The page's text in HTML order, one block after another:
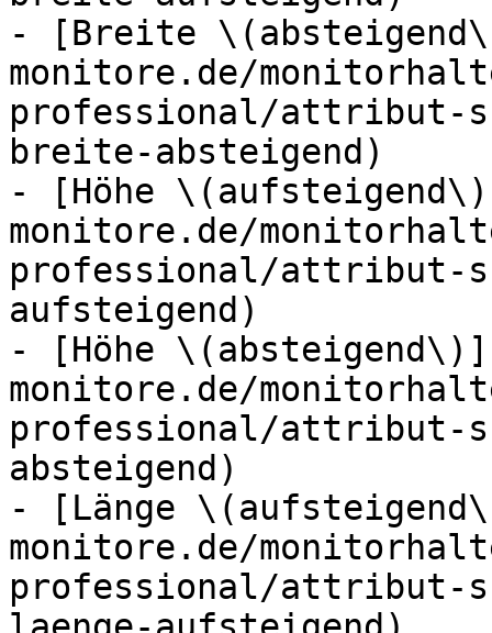
- [Breite
monitore.de/
professional/attribut-
breite-absteigend)
- [Höhe
monitore.de/
professional/attribut-
aufsteigend)
- [Höhe
monitore.de/
professional/attribut-
absteigend)
- [Länge
monitore.de/
professional/attribut-